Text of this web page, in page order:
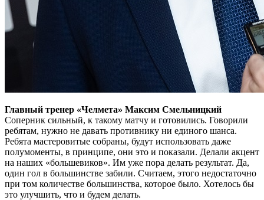
Главный тренер «Челмета» Максим Смельницкий
Соперник сильный, к такому матчу и готовились. Говорили
ребятам, нужно не давать противнику ни единого шанса.
Ребята мастеровитые собраны, будут использовать даже
полумоменты, в принципе, они это и показали. Делали акцент
на наших «большевиков». Им уже пора делать результат. Да,
один гол в большинстве забили. Считаем, этого недостаточно
при том количестве большинства, которое было. Хотелось бы
это улучшить, что и будем делать.